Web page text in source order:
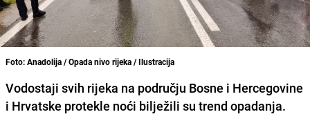
Foto: Anadolija / Opada nivo rijeka / Ilustracija
Vodostaji svih rijeka na području Bosne i Hercegovine
i Hrvatske protekle noći bilježili su trend opadanja.